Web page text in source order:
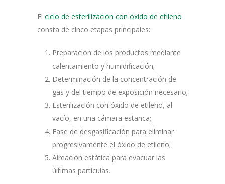
El ciclo de esterilización con óxido de etileno
consta de cinco etapas principales:
Preparación de los productos mediante
calentamiento y humidificación;
Determinación de la concentración de
gas y del tiempo de exposición necesario;
Esterilización con óxido de etileno, al
vacío, en una cámara estanca;
Fase de desgasificación para eliminar
progresivamente el óxido de etileno;
Aireación estática para evacuar las
últimas partículas.